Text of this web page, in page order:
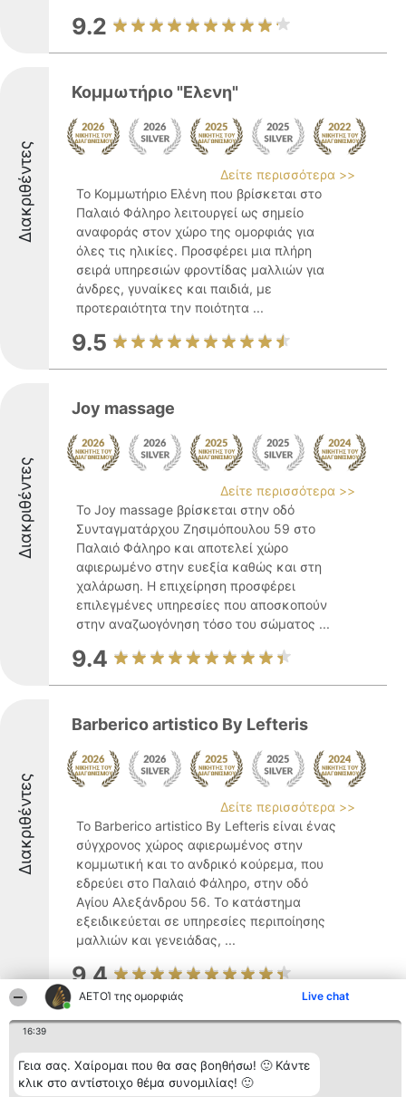
ΑΕΤΟΊ της ομορφιάς Live chat
16:39
Γεια σας. Χαίρομαι που θα σας βοηθήσω! 🙂 Κάντε
κλικ στο αντίστοιχο θέμα συνομιλίας! 🙂
9.2
Διακριθέντες
Κομμωτήριο "Ελενη"
Δείτε περισσότερα >>
Το Κομμωτήριο Ελένη που βρίσκεται στο
Παλαιό Φάληρο λειτουργεί ως σημείο
αναφοράς στον χώρο της ομορφιάς για
όλες τις ηλικίες. Προσφέρει μια πλήρη
σειρά υπηρεσιών φροντίδας μαλλιών για
άνδρες, γυναίκες και παιδιά, με
προτεραιότητα την ποιότητα ...
9.5
Διακριθέντες
Joy massage
Δείτε περισσότερα >>
Το Joy massage βρίσκεται στην οδό
Συνταγματάρχου Ζησιμόπουλου 59 στο
Παλαιό Φάληρο και αποτελεί χώρο
αφιερωμένο στην ευεξία καθώς και στη
χαλάρωση. Η επιχείρηση προσφέρει
επιλεγμένες υπηρεσίες που αποσκοπούν
στην αναζωογόνηση τόσο του σώματος ...
9.4
Διακριθέντες
Barberico artistico By Lefteris
Δείτε περισσότερα >>
Το Barberico artistico By Lefteris είναι ένας
σύγχρονος χώρος αφιερωμένος στην
κομμωτική και το ανδρικό κούρεμα, που
εδρεύει στο Παλαιό Φάληρο, στην οδό
Αγίου Αλεξάνδρου 56. Το κατάστημα
εξειδικεύεται σε υπηρεσίες περιποίησης
μαλλιών και γενειάδας, ...
9.4